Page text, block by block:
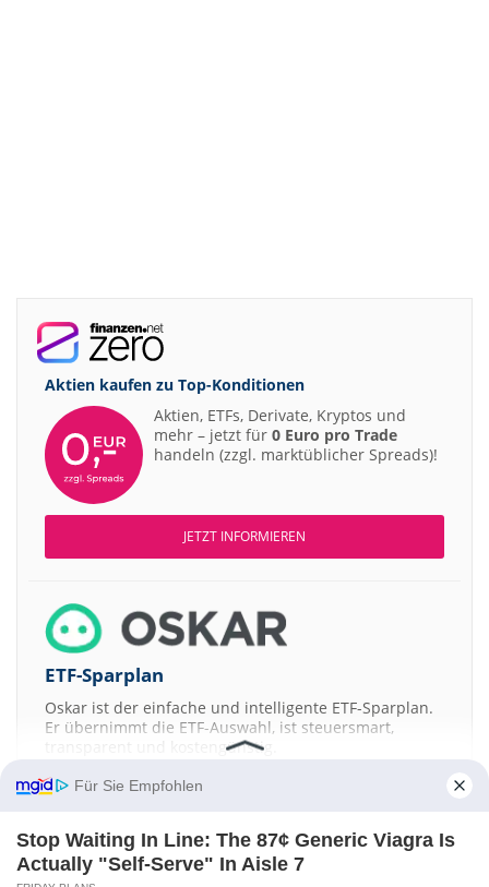
Aktien kaufen zu Top-Konditionen
Aktien, ETFs, Derivate, Kryptos und
mehr – jetzt für 0 Euro pro Trade
handeln (zzgl. marktüblicher Spreads)!
JETZT INFORMIEREN
ETF-Sparplan
Oskar ist der einfache und intelligente ETF-Sparplan.
Er übernimmt die ETF-Auswahl, ist steuersmart,
transparent und kostengünstig.
JETZT MEHR ERFAHREN
Für Sie Empfohlen
Stop Waiting In Line: The 87¢ Generic Viagra Is
Actually "Self-Serve" In Aisle 7